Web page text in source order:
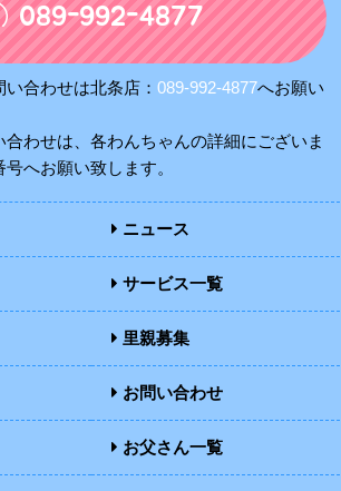
089-992-4877
合わせは北条店：089-992-4877へお願い
わせは、各わんちゃんの詳細にございま
へお願い致します。
ニュース
サービス一覧
里親募集
お問い合わせ
お父さん一覧